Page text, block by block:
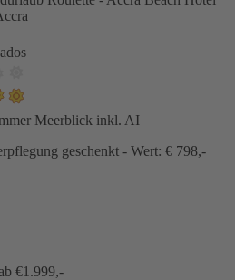
Meerblick inkl. AI
geschenkt - Wert: € 798,-
€1.999,-